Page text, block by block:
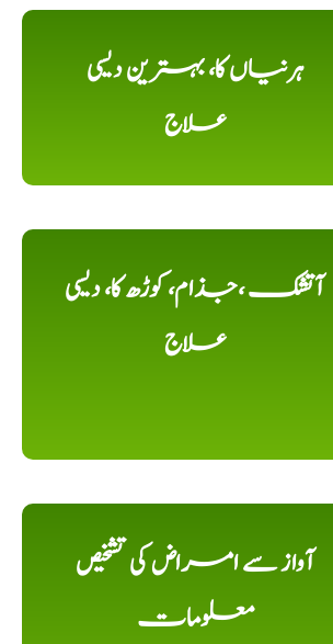
ہرنیاں کا، بہترین دیسی
علاج
آتشک ،جذام، کوڑھ کا، دیسی
علاج
آواز سے امراض کی تشخیص
معلومات